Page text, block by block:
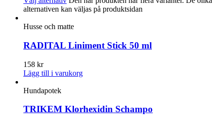
alternativen kan väljas på produktsidan
Husse och matte
RADITAL Liniment Stick 50 ml
158 kr
Lägg till i varukorg
Hundapotek
TRIKEM Klorhexidin Schampo